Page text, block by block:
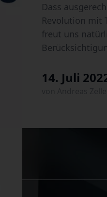
Dass
Revolution mit
freut uns
14. Juli